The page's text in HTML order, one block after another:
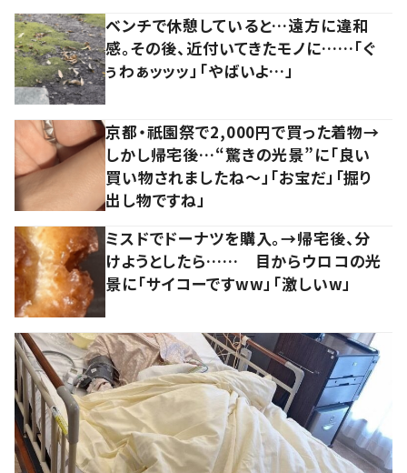
ベンチで休憩していると…遠方に違和
感。その後、近付いてきたモノに……「ぐ
ぅわぁッッッ」「やばいよ…」
京都・祇園祭で2,000円で買った着物→
しかし帰宅後…“驚きの光景”に「良い
買い物されましたね～」「お宝だ」「掘り
出し物ですね」
ミスドでドーナツを購入。→帰宅後、分
けようとしたら…… 目からウロコの光
景に「サイコーですww」「激しいw」